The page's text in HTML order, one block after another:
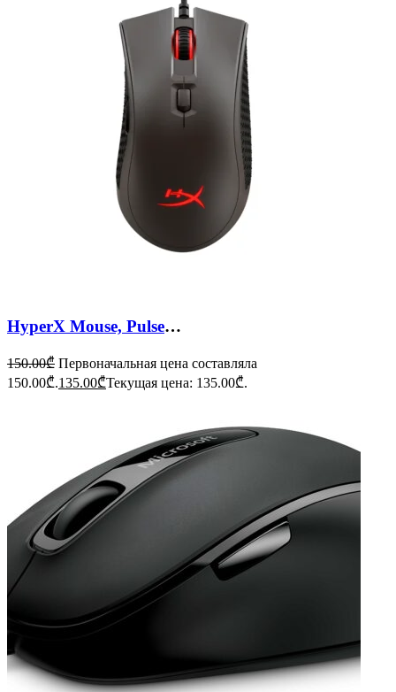
HyperX Mouse, Pulsefire FPS Pro
150.00₾ Первоначальная цена составляла
150.00₾.135.00₾Текущая цена: 135.00₾.